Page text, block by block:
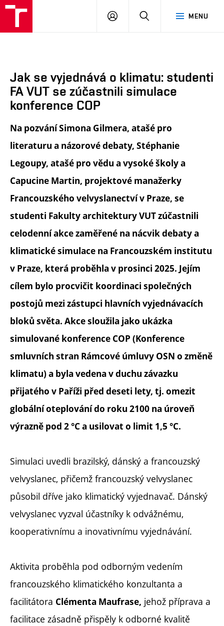
MENU
PŘIHLÁSIT
Jak se vyjednává o klimatu: studenti
FA VUT se zúčastnili simulace
konference COP
Na pozvání Simona Gilmera, atašé pro
literaturu a názorové debaty, Stéphanie
Legoupy, atašé pro vědu a vysoké školy a
Capucine Martin, projektové manažerky
Francouzského velvyslanectví v Praze, se
studenti Fakulty architektury VUT zúčastnili
celodenní akce zaměřené na nácvik debaty a
klimatické simulace na Francouzském institutu
v Praze, která proběhla v prosinci 2025. Jejím
cílem bylo procvičit koordinaci společných
postojů mezi zástupci hlavních vyjednávacích
bloků světa. Akce sloužila jako ukázka
simulované konference COP (Konference
smluvních stran Rámcové úmluvy OSN o změně
klimatu) a byla vedena v duchu závazku
přijatého v Paříži před deseti lety, tj. omezit
globální oteplování do roku 2100 na úroveň
výrazně pod 2 °C a usilovat o limit 1,5 °C.
Simulaci uvedli brazilský, dánský a francouzský
velvyslanec, přičemž francouzský velvyslanec
působil dříve jako klimatický vyjednavač. Dánský
velvyslanec vyzval účastníky k odvážnému,
kooperativnímu a inovativnímu vyjednávání.
Aktivita proběhla pod odborným vedením
francouzského klimatického konzultanta a
facilitátora Clémenta Maufrase, jehož příprava a
facilitace zásadně přispěly k odborné kvalitě